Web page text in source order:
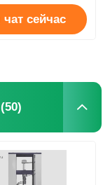
чат сейчас
(50)